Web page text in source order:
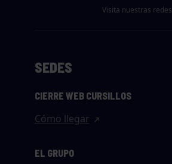
Visita nuestras redes
SEDES
CIERRE WEB CURSILLOS
Cómo llegar
EL GRUPO